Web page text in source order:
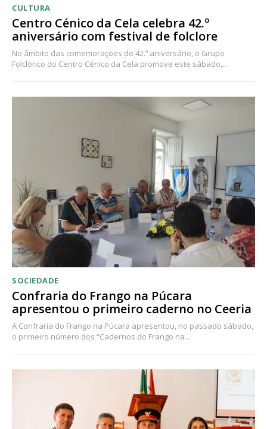
CULTURA
Centro Cénico da Cela celebra 42.º
aniversário com festival de folclore
No âmbito das comemorações do 42.º aniversário, o Grupo
Folclórico do Centro Cénico da Cela promove este sábado,...
SOCIEDADE
Confraria do Frango na Púcara
apresentou o primeiro caderno no Ceeria
A Confraria do Frango na Púcara apresentou, no passado sábado,
o primeiro número dos “Cadernos do Frango na...